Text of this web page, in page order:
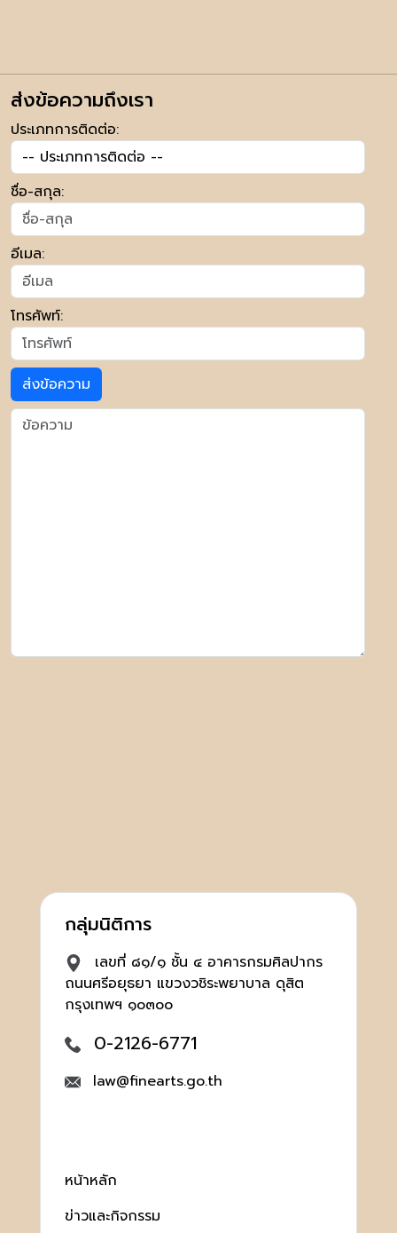
ส่งข้อความถึงเรา
ประเภทการติดต่อ:
ชื่อ-สกุล:
อีเมล:
โทรศัพท์:
ส่งข้อความ
กลุ่มนิติการ
เลขที่ ๘๑/๑ ชั้น ๔ อาคารกรมศิลปากร
ถนนศรีอยุธยา แขวงวชิระพยาบาล ดุสิต
กรุงเทพฯ ๑๐๓๐๐
0-2126-6771
law@finearts.go.th
หน้าหลัก
ข่าวและกิจกรรม